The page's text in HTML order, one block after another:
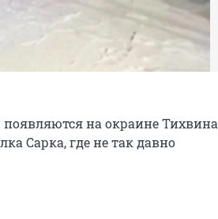
появляются на окраине Тихвина
Сарка, где не так давно